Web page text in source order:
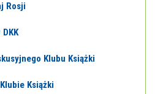
Rosji
Klubu Książki
Książki